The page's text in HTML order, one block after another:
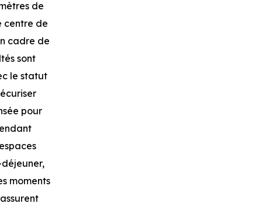
de
centre de
cadre de
sont
le statut
pour
moments